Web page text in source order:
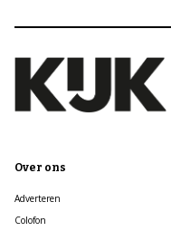
Over ons
Adverteren
Colofon